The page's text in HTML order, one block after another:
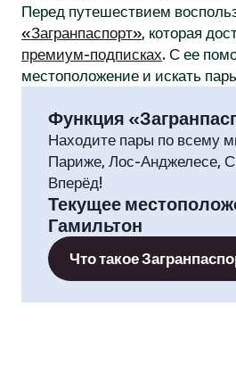
Перед путешествием
«Загранпаспорт», которая
премиум-подписках. С ее
местоположение и искать
Функция
Находите пары по всему
Париже, Лос-Анджелесе,
Вперёд!
Текущее
Гамильтон
Что такое